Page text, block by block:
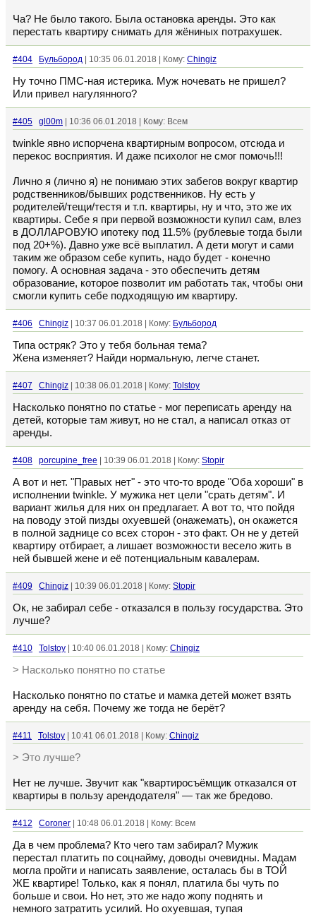
Ча? Не было такого. Была остановка аренды. Это как
перестать квартиру снимать для жёниных потрахушек.
#404 Бульбород | 10:35 06.01.2018 | Кому: Chingiz
Ну точно ПМС-ная истерика. Муж ночевать не пришел?
Или привел нагулянного?
#405 gl00m | 10:36 06.01.2018 | Кому: Всем
twinkle явно испорчена квартирным вопросом, отсюда и
перекос восприятия. И даже психолог не смог помочь!!!
Лично я (лично я) не понимаю этих забегов вокруг квартир
родственников/бывших родственников. Ну есть у
родителей/тещи/тестя и т.п. квартиры, ну и что, это же их
квартиры. Себе я при первой возможности купил сам, влез
в ДОЛЛАРОВУЮ ипотеку под 11.5% (рублевые тогда были
под 20+%). Давно уже всё выплатил. А дети могут и сами
таким же образом себе купить, надо будет - конечно
помогу. А основная задача - это обеспечить детям
образование, которое позволит им работать так, чтобы они
смогли купить себе подходящую им квартиру.
#406 Chingiz | 10:37 06.01.2018 | Кому: Бульбород
Типа остряк? Это у тебя больная тема?
Жена изменяет? Найди нормальную, легче станет.
#407 Chingiz | 10:38 06.01.2018 | Кому: Tolstoy
Насколько понятно по статье - мог переписать аренду на
детей, которые там живут, но не стал, а написал отказ от
аренды.
#408 porcupine_free | 10:39 06.01.2018 | Кому: Stopir
А вот и нет. "Правых нет" - это что-то вроде "Оба хороши" в
исполнении twinkle. У мужика нет цели "срать детям". И
вариант жилья для них он предлагает. А вот то, что пойдя
на поводу этой пизды охуевшей (онажемать), он окажется
в полной заднице со всех сторон - это факт. Он не у детей
квартиру отбирает, а лишает возможности весело жить в
ней бывшей жене и её потенциальным кавалерам.
#409 Chingiz | 10:39 06.01.2018 | Кому: Stopir
Ок, не забирал себе - отказался в пользу государства. Это
лучше?
#410 Tolstoy | 10:40 06.01.2018 | Кому: Chingiz
> Насколько понятно по статье
Насколько понятно по статье и мамка детей может взять
аренду на себя. Почему же тогда не берёт?
#411 Tolstoy | 10:41 06.01.2018 | Кому: Chingiz
> Это лучше?
Нет не лучше. Звучит как "квартиросъёмщик отказался от
квартиры в пользу арендодателя" — так же бредово.
#412 Coroner | 10:48 06.01.2018 | Кому: Всем
Да в чем проблема? Кто чего там забирал? Мужик
перестал платить по соцнайму, доводы очевидны. Мадам
могла пройти и написать заявление, осталась бы в ТОЙ
ЖЕ квартире! Только, как я понял, платила бы чуть по
больше и свои. Но нет, это же надо жопу поднять и
немного затратить усилий. Но охуевшая, тупая